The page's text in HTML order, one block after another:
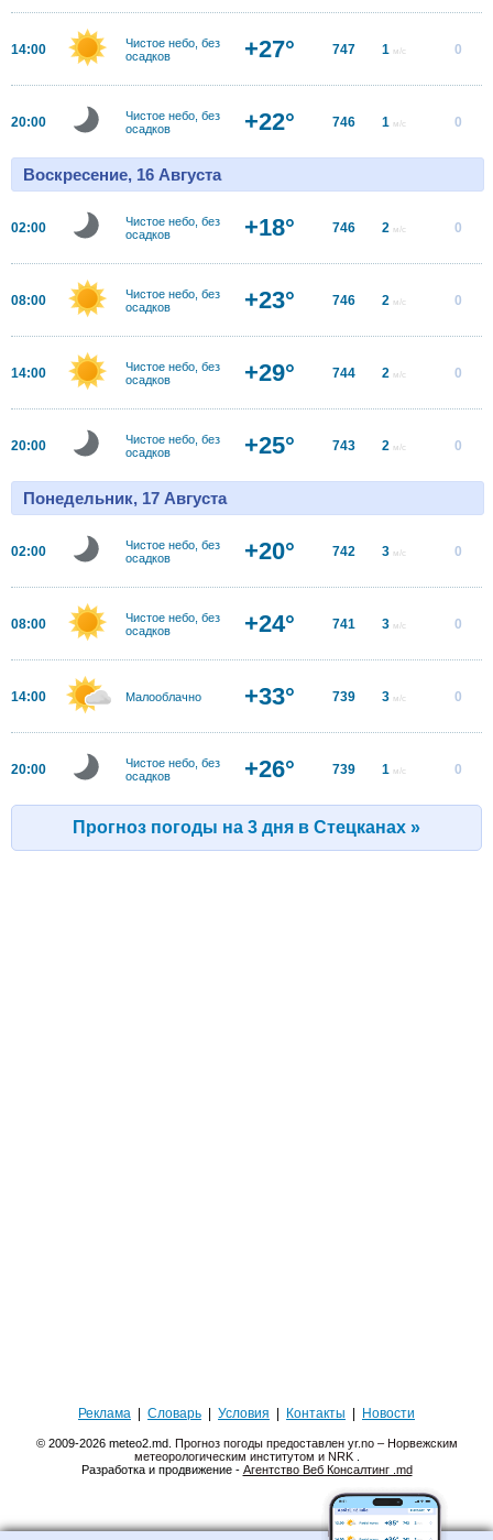
14:00
Чистое небо, без
осадков
+27° 747 1 м/с 0
20:00
Чистое небо, без
осадков
+22° 746 1 м/с 0
Воскресение, 16 Августа
02:00
Чистое небо, без
осадков
+18° 746 2 м/с 0
08:00
Чистое небо, без
осадков
+23° 746 2 м/с 0
14:00
Чистое небо, без
осадков
+29° 744 2 м/с 0
20:00
Чистое небо, без
осадков
+25° 743 2 м/с 0
Понедельник, 17 Августа
02:00
Чистое небо, без
осадков
+20° 742 3 м/с 0
08:00
Чистое небо, без
осадков
+24° 741 3 м/с 0
14:00 Малооблачно +33° 739 3 м/с 0
20:00
Чистое небо, без
осадков
+26° 739 1 м/с 0
Прогноз погоды на 3 дня в Стецканах »
Реклама Словарь Условия Контакты Новости
© 2009-2026 meteo2.md. Прогноз погоды предоставлен yr.no – Норвежским
метеорологическим институтом и NRK
Разработка и продвижение - Агентство Веб Консалтинг .md